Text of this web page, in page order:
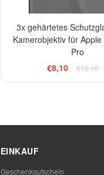
3x gehärtetes
Kamerobjektiv für Apple
Pro
€8,10
€12,10
EINKAUF
Geschenkgutschein